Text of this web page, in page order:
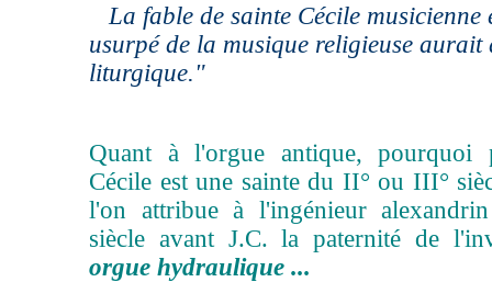
La fable de sainte Cécile musicienne
usurpé de la musique religieuse
liturgique."
Quant à l'orgue antique, pourquoi
Cécile est une sainte du II° ou III°
l'on attribue à l'ingénieur
siècle avant J.C. la paternité de
orgue hydraulique ...